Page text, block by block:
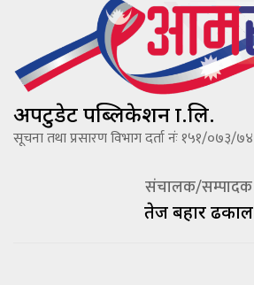
अपटुडेट पब्लिकेशन प्रा.लि.
सूचना तथा प्रसारण विभाग दर्ता नंः १५१/०७३/७४
संचालक/सम्पादक
तेज बहादूर ढकाल